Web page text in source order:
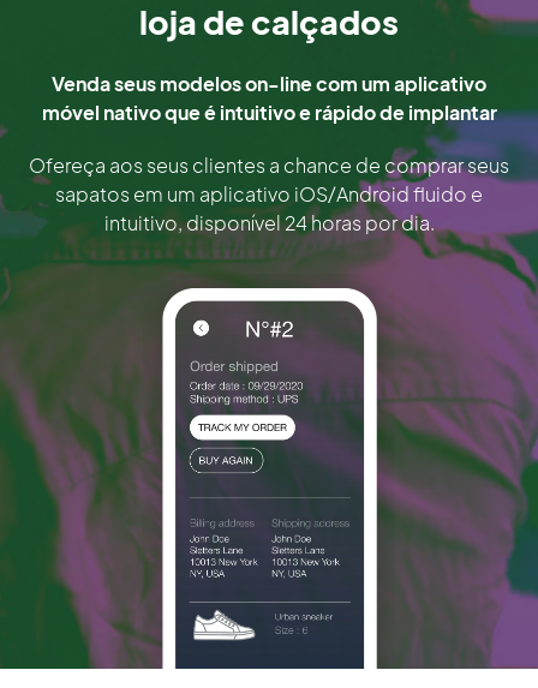
loja de calçados
Venda seus modelos on-line com um aplicativo
móvel nativo que é intuitivo e rápido de implantar
Ofereça aos seus clientes a chance de comprar seus
sapatos em um aplicativo iOS/Android fluido e
intuitivo, disponível 24 horas por dia.